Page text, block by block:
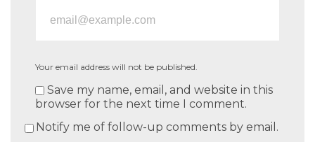
Your email address will not be published.
Save my name, email, and website in this
browser for the next time I comment.
Notify me of follow-up comments by email.